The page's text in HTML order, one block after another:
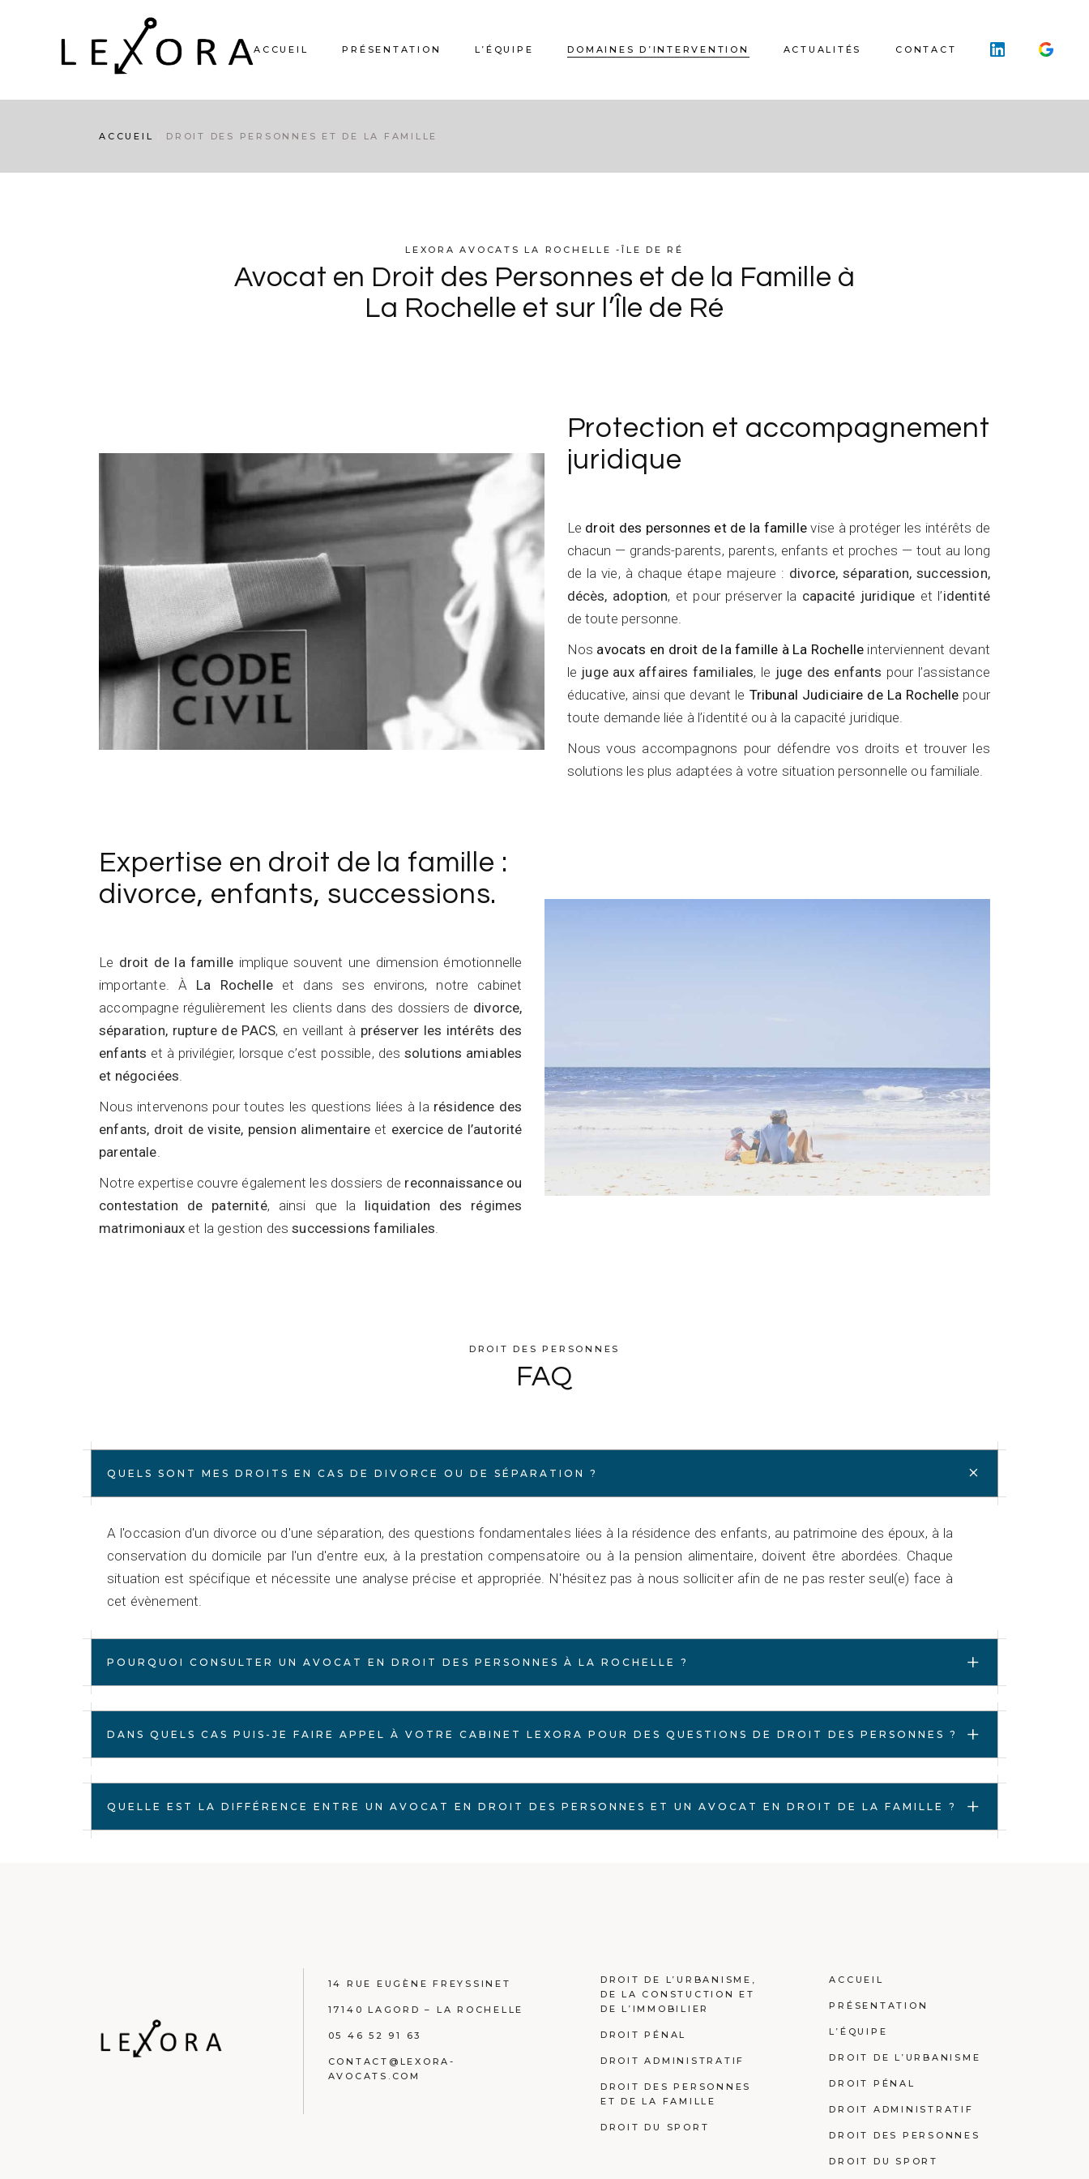
ACCUEIL PRÉSENTATION L’ÉQUIPE DOMAINES D’INTERVENTION
Droit Administratif
Droit des Personnes et de
la Famille
ACTUALITÉS CONTACT
ACCUEIL DROIT DES PERSONNES ET DE LA FAMILLE
LEXORA AVOCATS LA ROCHELLE -ÎLE DE RÉ
Avocat en Droit des Personnes et de la Famille à
La Rochelle et sur l’Île de Ré
Protection et accompagnement
juridique
Le droit des personnes et de la famille vise à protéger les intérêts de
chacun — grands-parents, parents, enfants et proches — tout au long
de la vie, à chaque étape majeure : divorce, séparation, succession,
décès, adoption, et pour préserver la capacité juridique et l’identité
de toute personne.
Nos avocats en droit de la famille à La Rochelle interviennent devant
le juge aux affaires familiales, le juge des enfants pour l’assistance
éducative, ainsi que devant le Tribunal Judiciaire de La Rochelle pour
toute demande liée à l’identité ou à la capacité juridique.
Nous vous accompagnons pour défendre vos droits et trouver les
solutions les plus adaptées à votre situation personnelle ou familiale.
Expertise en droit de la famille :
divorce, enfants, successions.
Le droit de la famille implique souvent une dimension émotionnelle
importante. À La Rochelleet dans ses environs, notre cabinet
accompagne régulièrement les clients dans des dossiers de divorce,
séparation, rupture de PACS, en veillant à préserver les intérêts des
enfants et à privilégier, lorsque c’est possible, des solutions amiables
et négociées.
Nous intervenons pour toutes les questions liées à la résidence des
enfants, droit de visite, pension alimentaireet exercice de l’autorité
parentale.
Notre expertise couvre également les dossiers de reconnaissance ou
contestation de paternité, ainsi que la liquidation des régimes
matrimoniaux et la gestion dessuccessions familiales.
DROIT DES PERSONNES
FAQ
QUELS SONT MES DROITS EN CAS DE DIVORCE OU DE SÉPARATION ? +
A l'occasion d'un divorce ou d'une séparation, des questions fondamentales liées à la résidence des enfants, au patrimoine des époux, à la
conservation du domicile par l'un d'entre eux, à la prestation compensatoire ou à la pension alimentaire, doivent être abordées. Chaque
situation est spécifique et nécessite une analyse précise et appropriée. N'hésitez pas à nous solliciter afin de ne pas rester seul(e) face à
cet évènement.
POURQUOI CONSULTER UN AVOCAT EN DROIT DES PERSONNES À LA ROCHELLE ? +
DANS QUELS CAS PUIS-JE FAIRE APPEL À VOTRE CABINET LEXORA POUR DES QUESTIONS DE DROIT DES PERSONNES ? +
QUELLE EST LA DIFFÉRENCE ENTRE UN AVOCAT EN DROIT DES PERSONNES ET UN AVOCAT EN DROIT DE LA FAMILLE ? +
14 RUE EUGÈNE FREYSSINET
17140 LAGORD – LA ROCHELLE
05 46 52 91 63
CONTACT@LEXORA-
AVOCATS.COM
DROIT DE L’URBANISME,
DE LA CONSTUCTION ET
DE L’IMMOBILIER
DROIT PÉNAL
DROIT ADMINISTRATIF
DROIT DES PERSONNES
ET DE LA FAMILLE
DROIT DU SPORT
ACCUEIL
PRÉSENTATION
L’ÉQUIPE
DROIT DE L’URBANISME
DROIT PÉNAL
DROIT ADMINISTRATIF
DROIT DES PERSONNES
DROIT DU SPORT